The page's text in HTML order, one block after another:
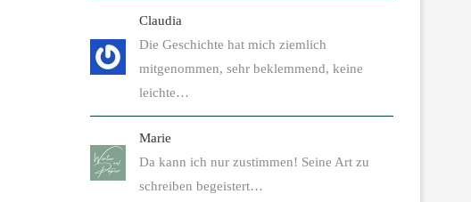
Claudia
Die Geschichte hat mich ziemlich
mitgenommen, sehr beklemmend, keine
leichte…
Marie
Da kann ich nur zustimmen! Seine Art zu
schreiben begeistert…